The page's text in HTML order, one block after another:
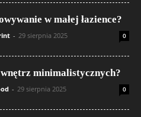
w małej łazience?
- 29 sierpnia 2025 0
minimalistycznych?
- 29 sierpnia 2025 0